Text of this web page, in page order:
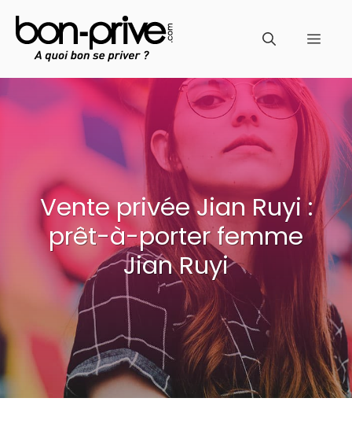
au
contenu
Vente privée Jian Ruyi :
prêt-à-porter femme
Jian Ruyi